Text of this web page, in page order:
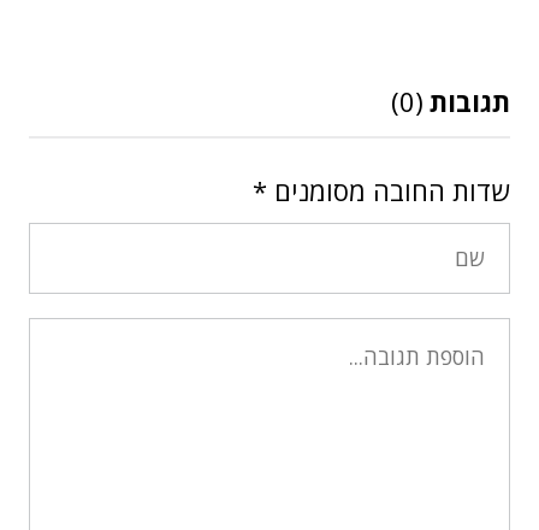
תגובות (0)
שדות החובה מסומנים *